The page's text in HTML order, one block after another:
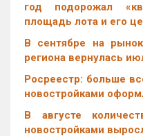
год подорожал
площадь лота и его
В сентябре на
региона вернулась
Росреестр: больше
новостройками
В августе
новостройками